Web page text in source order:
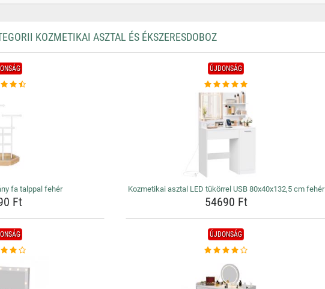
KOZMETIKAI ASZTAL ÉS ÉKSZERESDOBOZ
fa talppal fehér
Ft
ÚJDONSÁG
Kozmetikai asztal LED tükörrel USB 80x40x132,5 cm fehér
54690 Ft
ÚJDONSÁG